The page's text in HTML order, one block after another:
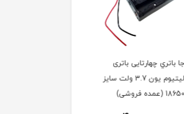
جا باتري سه‌تايي باتری
لیتیوم یون 3.7 ولت سایز
18650 (عمده فروشی)